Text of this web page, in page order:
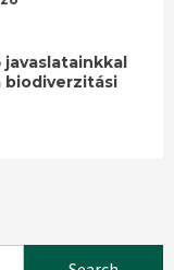
javaslatainkkal
biodiverzitási